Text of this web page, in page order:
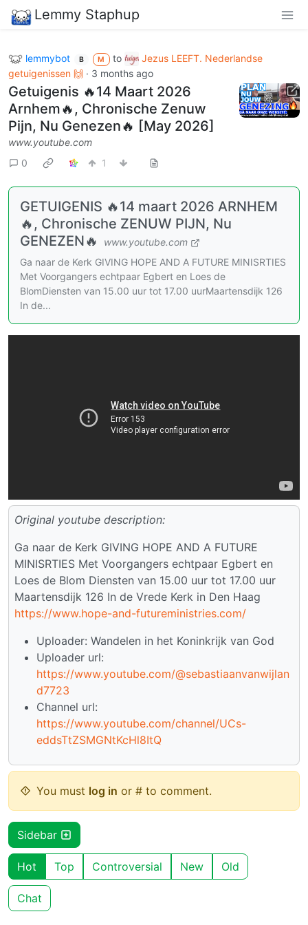
Lemmy Staphup
lemmybot B M to
Jezus LEEFT. Nederlandse
getuigenissen 🙌 · 3 months ago
Getuigenis 🔥14 Maart 2026
Arnhem🔥, Chronische Zenuw
Pijn, Nu Genezen🔥 [May 2026]
www.youtube.com
0
1
GETUIGENIS 🔥14 maart 2026 ARNHEM
🔥, Chronische ZENUW PIJN, Nu
GENEZEN🔥
www.youtube.com
Ga naar de Kerk GIVING HOPE AND A FUTURE MINISRTIES
Met Voorgangers echtpaar Egbert en Loes de
BlomDiensten van 15.00 uur tot 17.00 uurMaartensdijk 126
In de...
Original youtube description:
Ga naar de Kerk GIVING HOPE AND A FUTURE
MINISRTIES Met Voorgangers echtpaar Egbert en
Loes de Blom Diensten van 15.00 uur tot 17.00 uur
Maartensdijk 126 In de Vrede Kerk in Den Haag
https://www.hope-and-futureministries.com/
Uploader: Wandelen in het Koninkrijk van God
Uploader url:
https://www.youtube.com/@sebastiaanvanwijlan
d7723
Channel url:
https://www.youtube.com/channel/UCs-
eddsTtZSMGNtKcHl8ItQ
You must log in or # to comment.
Sidebar
Hot Top Controversial New Old
Chat